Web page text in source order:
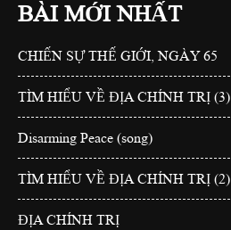
BÀI MỚI NHẤT
CHIẾN SỰ THẾ GIỚI, NGÀY 65
TÌM HIỂU VỀ ĐỊA CHÍNH TRỊ (3)
Disarming Peace (song)
TÌM HIỂU VỀ ĐỊA CHÍNH TRỊ (2)
ĐỊA CHÍNH TRỊ